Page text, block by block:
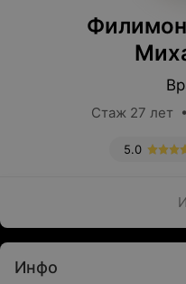
Стаж 27 лет
5.0
Инфо